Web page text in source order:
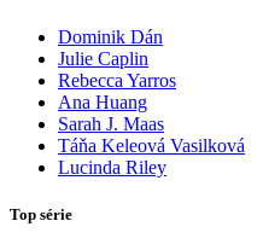
Dominik Dán
Julie Caplin
Rebecca Yarros
Ana Huang
Sarah J. Maas
Táňa Keleová Vasilková
Lucinda Riley
Top série